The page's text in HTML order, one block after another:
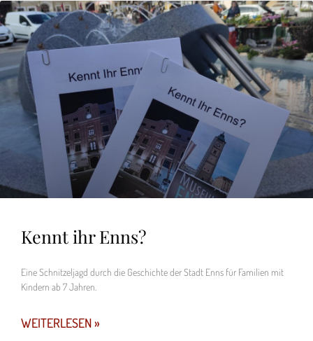
Kennt ihr Enns?
Eine Schnitzeljagd durch die Geschichte der Stadt Enns für Familien mit
Kindern ab 7 Jahren.
WEITERLESEN »